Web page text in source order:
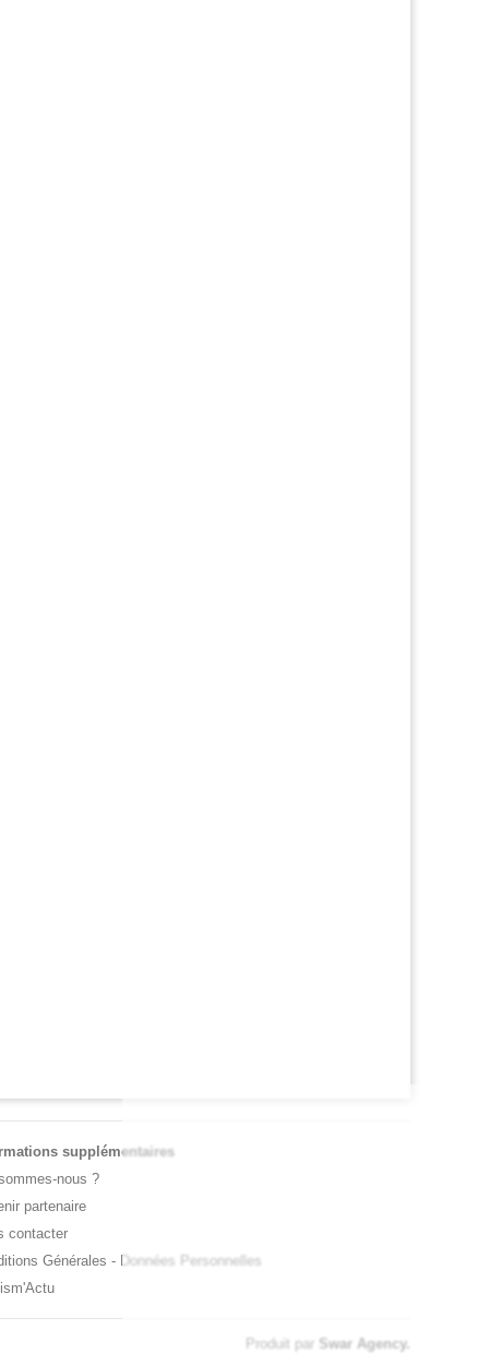
supplémentaires
nous ?
partenaire
contacter
Générales - Données Personnelles
Produit par Swar Agency.